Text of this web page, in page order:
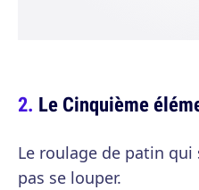
Le Cinquième
Le roulage de patin
pas se louper.